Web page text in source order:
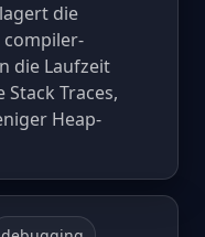
die
compiler-
die Laufzeit
Traces,
Heap-